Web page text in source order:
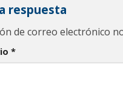
respuesta
de correo electrónico
*